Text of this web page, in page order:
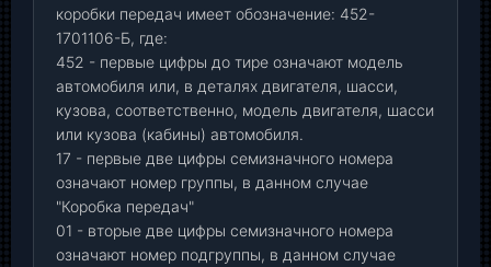
коробки передач имеет обозначение: 452-
1701106-Б, где:
452 - первые цифры до тире означают модель
автомобиля или, в деталях двигателя, шасси,
кузова, соответственно, модель двигателя, шасси
или кузова (кабины) автомобиля.
17 - первые две цифры семизначного номера
означают номер группы, в данном случае
"Коробка передач"
01 - вторые две цифры семизначного номера
означают номер подгруппы, в данном случае